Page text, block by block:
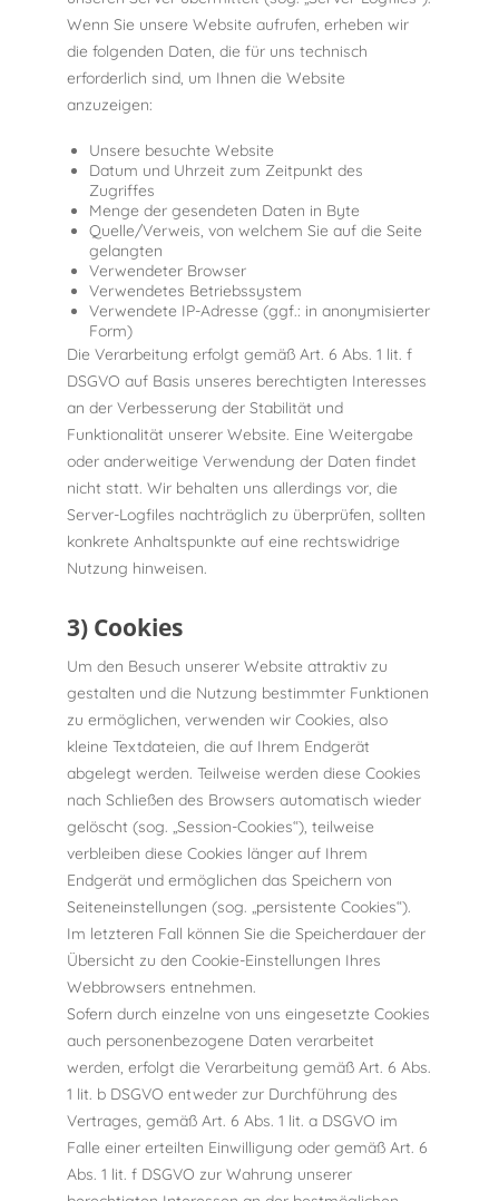
Wenn Sie unsere Website aufrufen, erheben wir
die folgenden Daten, die für uns technisch
erforderlich sind, um Ihnen die Website
anzuzeigen:
Unsere besuchte Website
Datum und Uhrzeit zum Zeitpunkt des
Zugriffes
Menge der gesendeten Daten in Byte
Quelle/Verweis, von welchem Sie auf die Seite
gelangten
Verwendeter Browser
Verwendetes Betriebssystem
Verwendete IP-Adresse (ggf.: in anonymisierter
Form)
Die Verarbeitung erfolgt gemäß Art. 6 Abs. 1 lit. f
DSGVO auf Basis unseres berechtigten Interesses
an der Verbesserung der Stabilität und
Funktionalität unserer Website. Eine Weitergabe
oder anderweitige Verwendung der Daten findet
nicht statt. Wir behalten uns allerdings vor, die
Server-Logfiles nachträglich zu überprüfen, sollten
konkrete Anhaltspunkte auf eine rechtswidrige
Nutzung hinweisen.
3) Cookies
Um den Besuch unserer Website attraktiv zu
gestalten und die Nutzung bestimmter Funktionen
zu ermöglichen, verwenden wir Cookies, also
kleine Textdateien, die auf Ihrem Endgerät
abgelegt werden. Teilweise werden diese Cookies
nach Schließen des Browsers automatisch wieder
gelöscht (sog. „Session-Cookies“), teilweise
verbleiben diese Cookies länger auf Ihrem
Endgerät und ermöglichen das Speichern von
Seiteneinstellungen (sog. „persistente Cookies“).
Im letzteren Fall können Sie die Speicherdauer der
Übersicht zu den Cookie-Einstellungen Ihres
Webbrowsers entnehmen.
Sofern durch einzelne von uns eingesetzte Cookies
auch personenbezogene Daten verarbeitet
werden, erfolgt die Verarbeitung gemäß Art. 6 Abs.
1 lit. b DSGVO entweder zur Durchführung des
Vertrages, gemäß Art. 6 Abs. 1 lit. a DSGVO im
Falle einer erteilten Einwilligung oder gemäß Art. 6
Abs. 1 lit. f DSGVO zur Wahrung unserer